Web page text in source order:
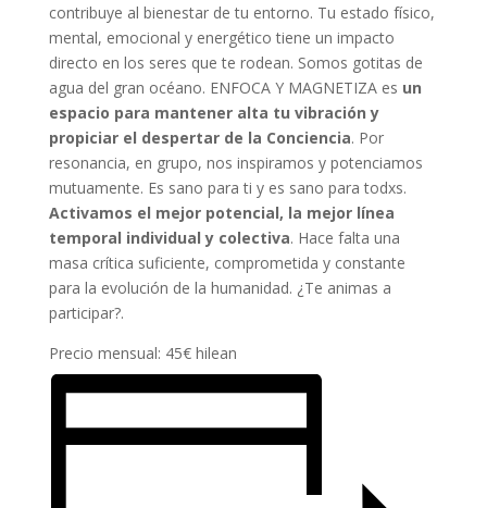
contribuye al bienestar de tu entorno. Tu estado físico,
mental, emocional y energético tiene un impacto
directo en los seres que te rodean. Somos gotitas de
agua del gran océano. ENFOCA Y MAGNETIZA es un
espacio para mantener alta tu vibración y
propiciar el despertar de la Conciencia. Por
resonancia, en grupo, nos inspiramos y potenciamos
mutuamente. Es sano para ti y es sano para todxs.
Activamos el mejor potencial, la mejor línea
temporal individual y colectiva. Hace falta una
masa crítica suficiente, comprometida y constante
para la evolución de la humanidad. ¿Te animas a
participar?.
Precio mensual: 45€ hilean